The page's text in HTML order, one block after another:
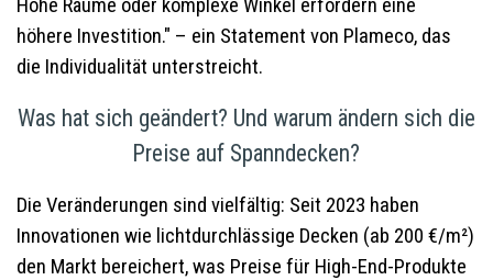
Hohe Räume oder komplexe Winkel erfordern eine
höhere Investition." – ein Statement von Plameco, das
die Individualität unterstreicht.
Was hat sich geändert? Und warum ändern sich die
Preise auf Spanndecken?
Die Veränderungen sind vielfältig: Seit 2023 haben
Innovationen wie lichtdurchlässige Decken (ab 200 €/m²)
den Markt bereichert, was Preise für High-End-Produkte